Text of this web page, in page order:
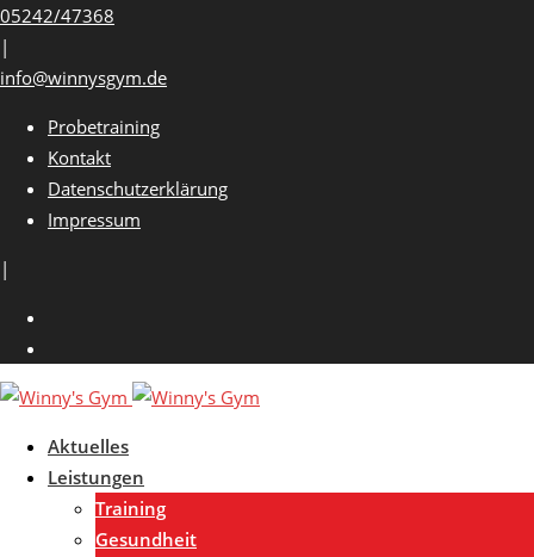
Skip
to
content
05242/47368
|
info@winnysgym.de
Probetraining
Kontakt
Datenschutzerklärung
Impressum
|
Aktuelles
Leistungen
Training
Gesundheit